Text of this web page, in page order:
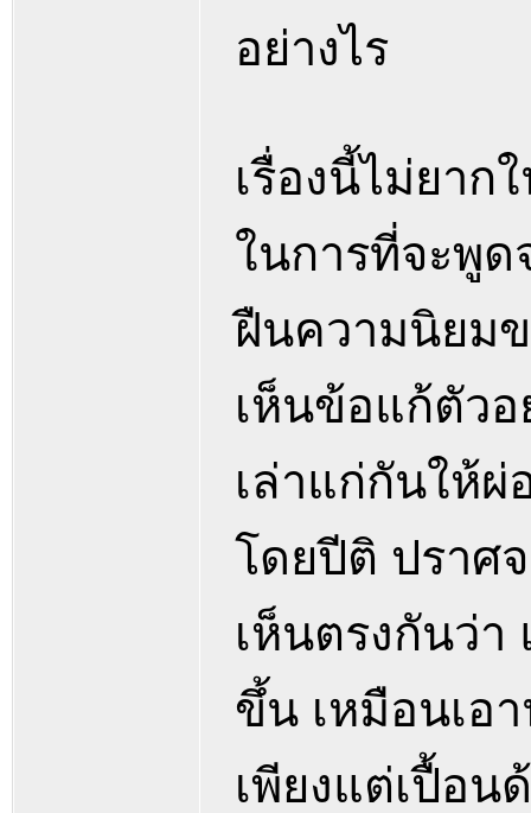
อย่างไร
เรื่องนี้ไม่ยา
ในการที่จะพูด
ฝืนความนิยม
เห็นข้อแก้ตัวอ
เล่าแก่กันให้
โดยปีติ ปราศ
เห็นตรงกันว่
ขึ้น เหมือนเอ
เพียงแต่เปื้อน